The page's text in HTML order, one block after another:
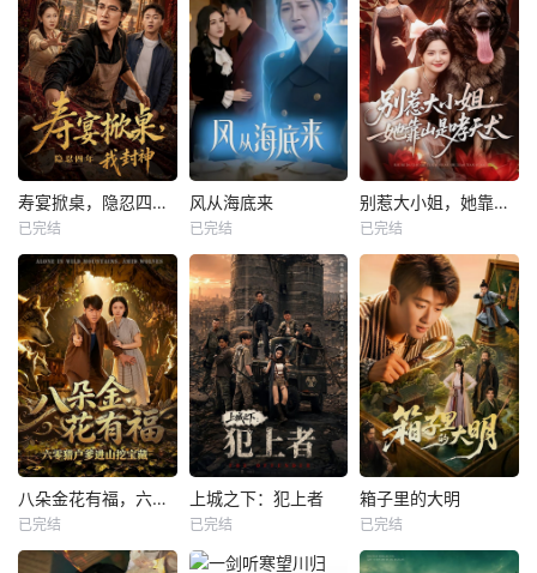
寿宴掀桌，隐忍四年我封神
已完结
风从海底来
已完结
别惹大小姐，她靠山是哮天犬
已完结
八朵金花有福，六零猎户爹进山挖宝藏
已完结
上城之下：犯上者
已完结
箱子里的大明
已完结